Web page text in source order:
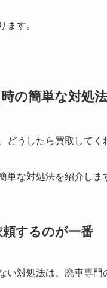
ます。
の簡単な対処
どうしたら買取してく
単な対処法を紹介しま
頼するのが一番
い対処法は、 廃車専門